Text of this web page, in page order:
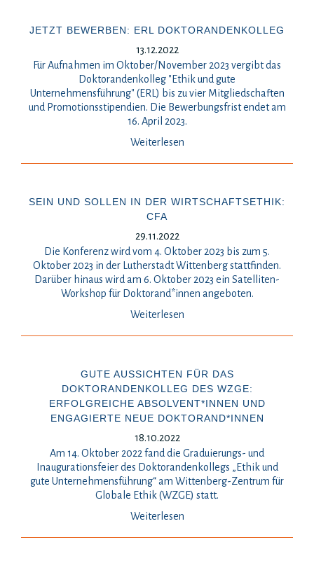
JETZT BEWERBEN: ERL DOKTORANDENKOLLEG
13.12.2022
Für Aufnahmen im Oktober/November 2023 vergibt das
Doktorandenkolleg "Ethik und gute
Unternehmensführung" (ERL) bis zu vier Mitgliedschaften
und Promotionsstipendien. Die Bewerbungsfrist endet am
16. April 2023.
Weiterlesen
SEIN UND SOLLEN IN DER WIRTSCHAFTSETHIK:
CFA
29.11.2022
Die Konferenz wird vom 4. Oktober 2023 bis zum 5.
Oktober 2023 in der Lutherstadt Wittenberg stattfinden.
Darüber hinaus wird am 6. Oktober 2023 ein Satelliten-
Workshop für Doktorand*innen angeboten.
Weiterlesen
GUTE AUSSICHTEN FÜR DAS
DOKTORANDENKOLLEG DES WZGE:
ERFOLGREICHE ABSOLVENT*INNEN UND
ENGAGIERTE NEUE DOKTORAND*INNEN
18.10.2022
Am 14. Oktober 2022 fand die Graduierungs- und
Inaugurationsfeier des Doktorandenkollegs „Ethik und
gute Unternehmensführung“ am Wittenberg-Zentrum für
Globale Ethik (WZGE) statt.
Weiterlesen